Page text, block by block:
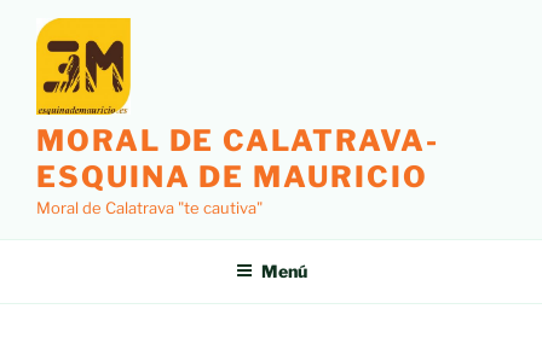
contenido
MORAL DE CALATRAVA-
ESQUINA DE MAURICIO
Moral de Calatrava "te cautiva"
Menú